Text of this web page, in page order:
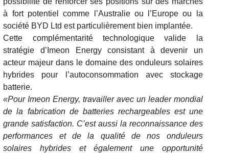
à fort potentiel comme l’Australie ou l’Europe ou la
société BYD Ltd est particulièrement bien implantée.
Cette complémentarité technologique valide la
stratégie d’Imeon Energy consistant à devenir un
acteur majeur dans le domaine des onduleurs solaires
hybrides pour l’autoconsommation avec stockage
batterie.
«Pour Imeon Energy, travailler avec un leader mondial
de la fabrication de batteries rechargeables est une
grande satisfaction. C’est aussi la reconnaissance des
performances et de la qualité de nos onduleurs
solaires hybrides et également une opportunité